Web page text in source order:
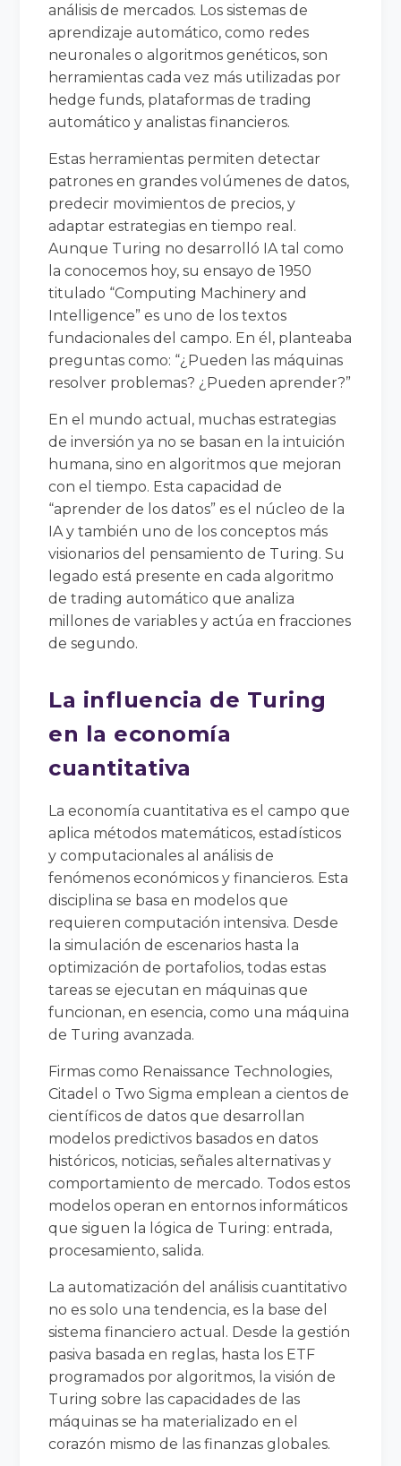
análisis de mercados. Los sistemas de
aprendizaje automático, como redes
neuronales o algoritmos genéticos, son
herramientas cada vez más utilizadas por
hedge funds, plataformas de trading
automático y analistas financieros.
Estas herramientas permiten detectar
patrones en grandes volúmenes de datos,
predecir movimientos de precios, y
adaptar estrategias en tiempo real.
Aunque Turing no desarrolló IA tal como
la conocemos hoy, su ensayo de 1950
titulado “Computing Machinery and
Intelligence” es uno de los textos
fundacionales del campo. En él, planteaba
preguntas como: “¿Pueden las máquinas
resolver problemas? ¿Pueden aprender?”
En el mundo actual, muchas estrategias
de inversión ya no se basan en la intuición
humana, sino en algoritmos que mejoran
con el tiempo. Esta capacidad de
“aprender de los datos” es el núcleo de la
IA y también uno de los conceptos más
visionarios del pensamiento de Turing. Su
legado está presente en cada algoritmo
de trading automático que analiza
millones de variables y actúa en fracciones
de segundo.
La influencia de Turing
en la economía
cuantitativa
La economía cuantitativa es el campo que
aplica métodos matemáticos, estadísticos
y computacionales al análisis de
fenómenos económicos y financieros. Esta
disciplina se basa en modelos que
requieren computación intensiva. Desde
la simulación de escenarios hasta la
optimización de portafolios, todas estas
tareas se ejecutan en máquinas que
funcionan, en esencia, como una máquina
de Turing avanzada.
Firmas como Renaissance Technologies,
Citadel o Two Sigma emplean a cientos de
científicos de datos que desarrollan
modelos predictivos basados en datos
históricos, noticias, señales alternativas y
comportamiento de mercado. Todos estos
modelos operan en entornos informáticos
que siguen la lógica de Turing: entrada,
procesamiento, salida.
La automatización del análisis cuantitativo
no es solo una tendencia, es la base del
sistema financiero actual. Desde la gestión
pasiva basada en reglas, hasta los ETF
programados por algoritmos, la visión de
Turing sobre las capacidades de las
máquinas se ha materializado en el
corazón mismo de las finanzas globales.